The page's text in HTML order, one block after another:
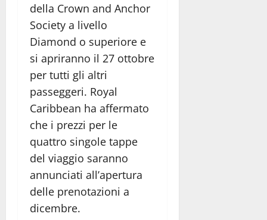
della Crown and Anchor
Society a livello
Diamond o superiore e
si apriranno il 27 ottobre
per tutti gli altri
passeggeri. Royal
Caribbean ha affermato
che i prezzi per le
quattro singole tappe
del viaggio saranno
annunciati all’apertura
delle prenotazioni a
dicembre.